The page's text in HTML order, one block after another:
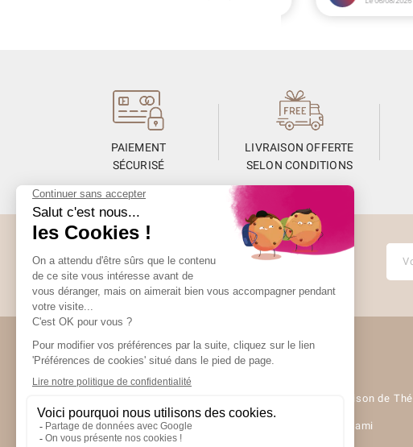
PAIEMENT
SÉCURISÉ
LIVRAISON OFFERTE
SELON CONDITIONS
Abonnez-vous à la Newsletter
Restez informés de toute l’actualité Unami
UNAMI Maison de Thé
Ateliers Unami